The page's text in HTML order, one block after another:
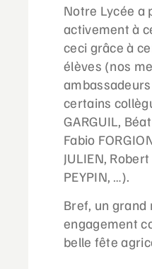
Notre Lycée a
activement à
ceci grâce à
élèves (nos
certains
GARGUIL,
Fabio
JULIEN,
PEYPIN, …).
Bref, un grand
engagement
belle fête